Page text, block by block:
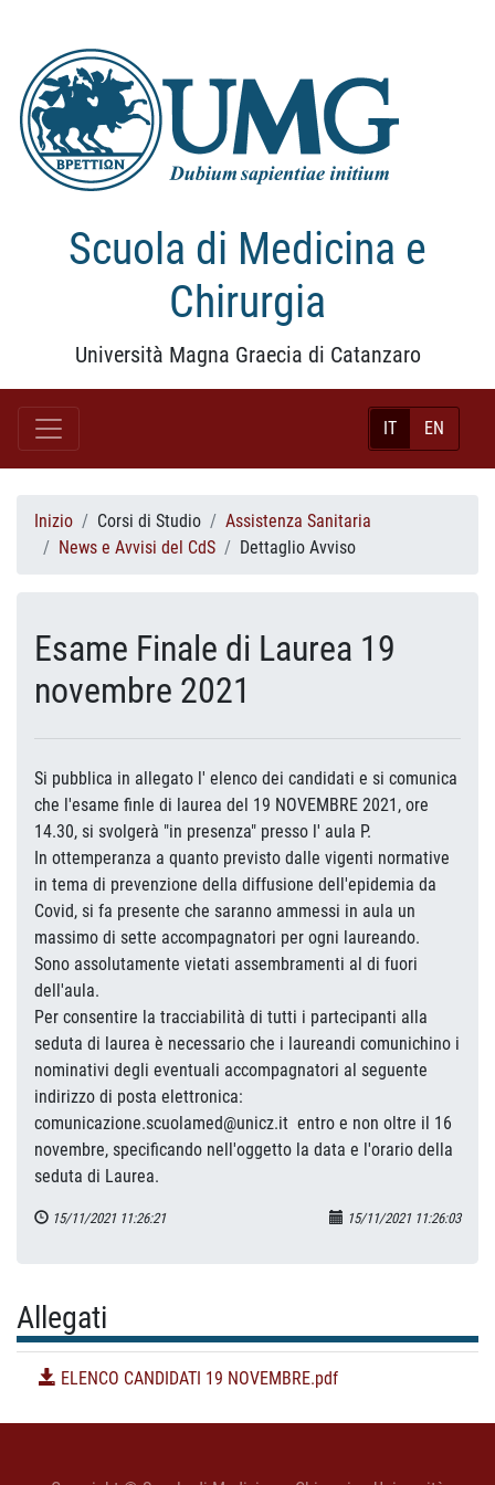
Scuola di Medicina e
Chirurgia
Università Magna Graecia di Catanzaro
IT EN
Inizio Corsi di Studio
Assistenza Sanitaria
News e Avvisi del CdS
Dettaglio Avviso
Esame Finale di Laurea 19
novembre 2021
Si pubblica in allegato l' elenco dei candidati e si comunica
che l'esame finle di laurea del 19 NOVEMBRE 2021, ore
14.30, si svolgerà "in presenza" presso l' aula P.
In ottemperanza a quanto previsto dalle vigenti normative
in tema di prevenzione della diffusione dell'epidemia da
Covid, si fa presente che saranno ammessi in aula un
massimo di sette accompagnatori per ogni laureando.
Sono assolutamente vietati assembramenti al di fuori
dell'aula.
Per consentire la tracciabilità di tutti i partecipanti alla
seduta di laurea è necessario che i laureandi comunichino i
nominativi degli eventuali accompagnatori al seguente
indirizzo di posta elettronica:
comunicazione.scuolamed@unicz.it entro e non oltre il 16
novembre, specificando nell'oggetto la data e l'orario della
seduta di Laurea.
15/11/2021 11:26:21 15/11/2021 11:26:03
Allegati
ELENCO CANDIDATI 19 NOVEMBRE.pdf